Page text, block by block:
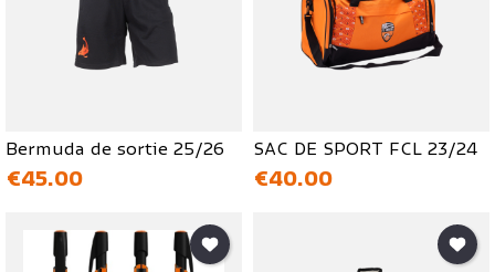
Bermuda de sortie 25/26
価格
€45.00
SAC DE SPORT FCL 23/24
価格
€40.00